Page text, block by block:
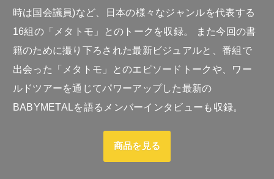
時は国会議員)など、日本の様々なジャンルを代表する
16組の「メタトモ」とのトークを収録。 また今回の書
籍のために撮り下ろされた最新ビジュアルと、番組で
出会った「メタトモ」とのエピソードトークや、ワー
ルドツアーを通じてパワーアップした最新の
BABYMETALを語るメンバーインタビューも収録。
商品を見る